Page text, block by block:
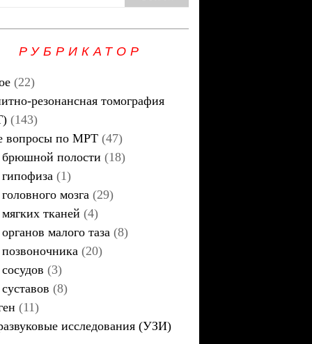
РУБРИКАТОР
(22)
резонансная томография
(143)
вопросы по МРТ (47)
полости (18)
(1)
мозга (29)
тканей (4)
малого таза (8)
(20)
(3)
(8)
(11)
исследования (УЗИ)